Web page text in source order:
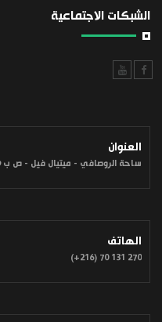
الشبكات الاجتماعية
العنوان
ساحة الروصافي - ميتيال فيل - ص ب 69 - 1080 - تونس
الهاتف
(+216) 70 131 270